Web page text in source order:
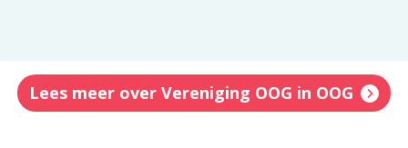
Lees meer over Vereniging OOG in OOG